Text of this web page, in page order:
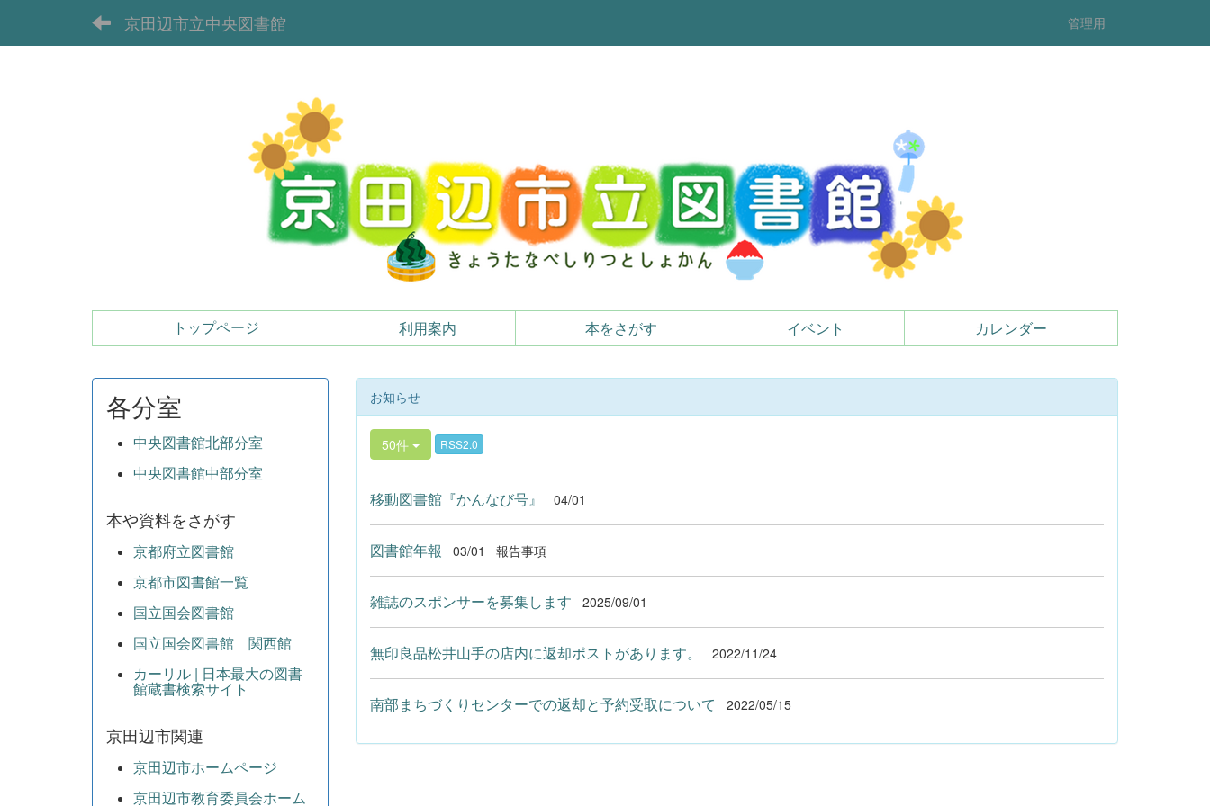
京田辺市立中央図書館 管理用
トップページ 利用案内 本をさがす イベント カレンダー
お知らせ
50件 RSS2.0
移動図書館『かんなび号』 04/01
図書館年報 03/01 報告事項
雑誌のスポンサーを募集します 2025/09/01
無印良品松井山手の店内に返却ポストがあります。 2022/11/24
南部まちづくりセンターでの返却と予約受取について 2022/05/15
各分室
中央図書館北部分室
中央図書館中部分室
本や資料をさがす
京都府立図書館
京都市図書館一覧
国立国会図書館
国立国会図書館 関西館
カーリル | 日本最大の図書
館蔵書検索サイト
京田辺市関連
京田辺市ホームページ
京田辺市教育委員会ホーム